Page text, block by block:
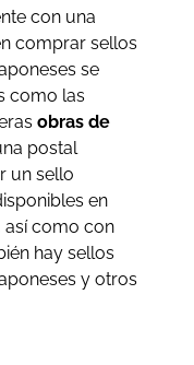
con una
comprar sellos
se
como las
obras de
postal
un sello
en
así como con
hay sellos
y otros